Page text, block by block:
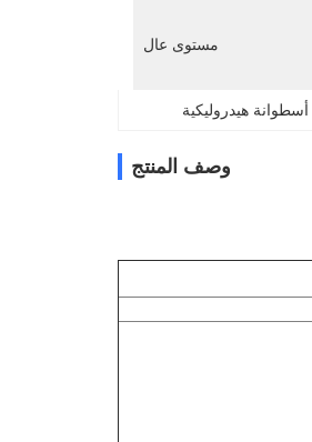
مستوى عال
وصف المنتج